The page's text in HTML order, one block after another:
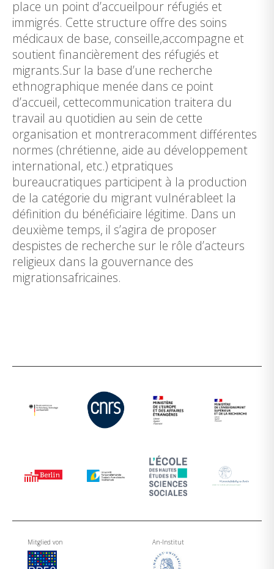
place un point d’accueilpour réfugiés et
immigrés. Cette structure offre des soins
médicaux de base, conseille,accompagne et
soutient financièrement des réfugiés et
migrants.Sur la base d’une recherche
ethnographique menée dans ce point
d’accueil, cettecommunication traitera du
travail au quotidien au sein de cette
organisation et montreracomment différentes
normes (chrétienne, aide au développement
international, etc.) etpratiques
bureaucratiques participent à la production
de la catégorie du migrant vulnérableet la
définition du bénéficiaire légitime. Dans un
deuxième temps, il s’agira de proposer
despistes de recherche sur le rôle d’acteurs
religieux dans la gouvernance des
migrationsafricaines.
Mitglied von An-Institut